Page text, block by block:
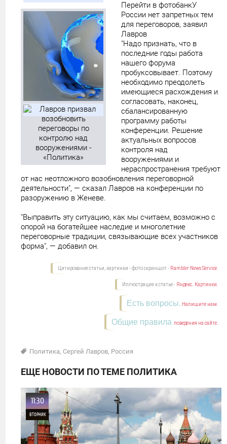
Перейти в фотобанкУ
России нет запретных тем
для переговоров, заявил
Лавров
"Надо признать, что в
последние годы работа
нашего форума
пробуксовывает. Поэтому
необходимо преодолеть
имеющиеся расхождения и
согласовать, наконец,
сбалансированную
программу работы
конференции. Решение
актуальных вопросов
контроля над
вооружениями и
нераспространения требуют
от нас неотложного возобновления переговорной
деятельности", — сказал Лавров на конференции по
разоружению в Женеве.
"Выправить эту ситуацию, как мы считаем, возможно с
опорой на богатейшее наследие и многолетние
переговорные традиции, связывающие всех участников
форма", — добавил он.
Цитирование статьи, картинки - фото скриншот - Rambler News Service.
Иллюстрация к статье - Яндекс. Картинки.
Есть вопросы. Напишите нам.
Общие правила поведения на сайте.
Политика,Сергей Лавров, Россия
ЕЩЕ НОВОСТИ ПО ТЕМЕ ПОЛИТИКА
11:30
ВТОРНИК
0